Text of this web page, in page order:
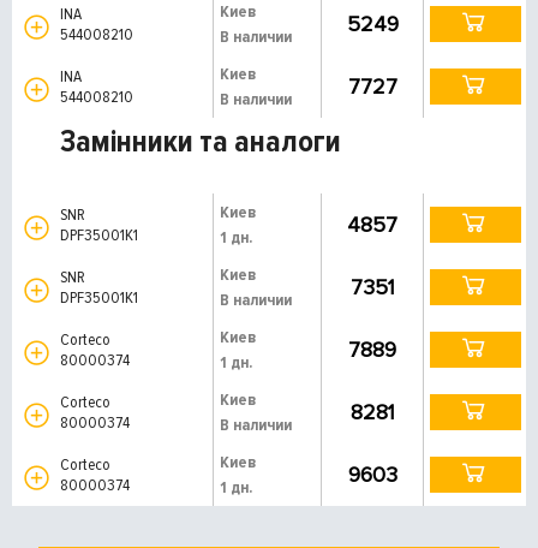
INA
544008210
Киев
В наличии
5249
INA
544008210
Киев
В наличии
7727
Замінники та аналоги
SNR
DPF35001K1
Киев
1 дн.
4857
SNR
DPF35001K1
Киев
В наличии
7351
Corteco
80000374
Киев
1 дн.
7889
Corteco
80000374
Киев
В наличии
8281
Corteco
80000374
Киев
1 дн.
9603